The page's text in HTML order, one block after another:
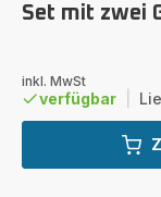
Set mit zwei
inkl. MwSt
verfügbar